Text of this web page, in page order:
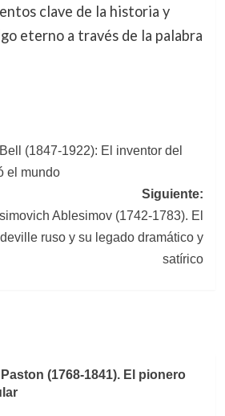
clave de la historia y
eterno a través de la palabra
(1847-1922): El inventor del
el mundo
Siguiente:
Ablesimov (1742-1783). El
ruso y su legado dramático y
satírico
(1768-1841). El pionero